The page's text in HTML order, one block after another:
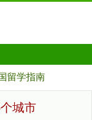
留学指南
城市